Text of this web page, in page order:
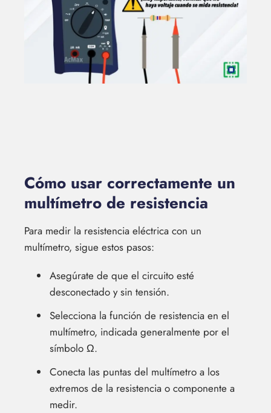
Cómo usar correctamente un
multímetro de resistencia
Para medir la resistencia eléctrica con un
multímetro, sigue estos pasos:
Asegúrate de que el circuito esté
desconectado y sin tensión.
Selecciona la función de resistencia en el
multímetro, indicada generalmente por el
símbolo Ω.
Conecta las puntas del multímetro a los
extremos de la resistencia o componente a
medir.